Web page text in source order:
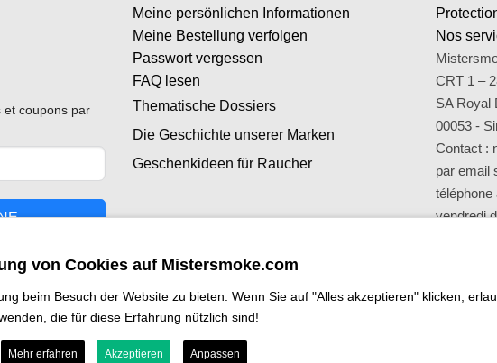
et coupons par
Meine persönlichen Informationen
Meine Bestellung verfolgen
Passwort vergessen
FAQ lesen
Thematische Dossiers
Die Geschichte unserer Marken
Geschenkideen für Raucher
Nos
CRT 1 –
SA Royal
00053 -
Contact :
par email
téléphone
vendredi
von Cookies auf Mistersmoke.com
beim Besuch der Website zu bieten. Wenn Sie auf "Alles akzeptieren" klicken,
die für diese Erfahrung nützlich sind!
Mehr erfahren Akzeptieren Anpassen